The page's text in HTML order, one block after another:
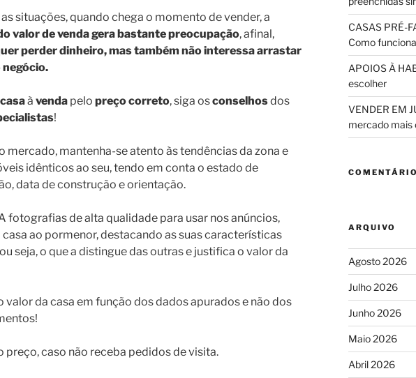
situações, quando chega o momento de vender, a
valor de venda gera bastante preocupação, afinal,
perder dinheiro, mas também não interessa arrastar
negócio.
casaà venda pelo preço correto, siga osconselhosdos
!
mercado, mantenha-se atento às tendências da zona e
idênticos ao seu, tendo em conta o estado de
data de construção e orientação.
fotografias de alta qualidade para usar nos anúncios,
casa ao pormenor, destacando as suas características
seja, o que a distingue das outras e justifica o valor da
valor da casa em função dos dados apurados e não dos
preço, caso não receba pedidos de visita.
CASAS PRÉ-
Como
APOIOS À
escolher
VENDER EM
mercado mais
ARQUIVO
Agosto 2026
Julho 2026
Junho 2026
Maio 2026
Abril 2026